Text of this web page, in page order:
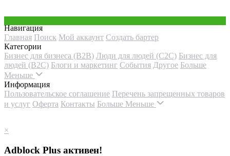
Навигация
Главная Поиск Мой аккаунт Создать бартер
Категории
Бизнес для бизнеса (B2B) Люди для людей (С2С) Бизнес для
людей (B2C) Блоги и маркетинг События Другое Больше
Меньше
Информация
Пользовательское соглашение Перечень запрещенных товаров
и услуг Оферта Контакты Больше Меньше
×
Adblock Plus активен!